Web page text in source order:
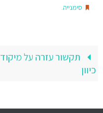
סימנייה.
תקשור עזרה על מיקוד
כיוון